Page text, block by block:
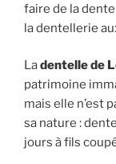
faire de la
la dentellerie
Ladentelle de
patrimoine
mais elle n’est
sa nature :
jours à fils